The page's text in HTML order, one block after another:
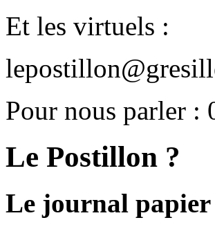
Et les virtuels :
Pour nous parler :
Le Postillon ?
Le journal